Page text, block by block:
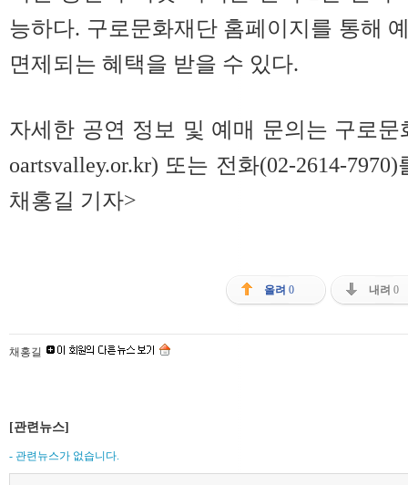
능하다. 구로문화재단 홈페이지를 통해
면제되는 혜택을 받을 수 있다.
자세한 공연 정보 및 예매 문의는 구로문
oartsvalley.or.kr) 또는 전화(02-2614-
채홍길 기자>
올려 0 내려 0
채홍길
[관련뉴스]
- 관련뉴스가 없습니다.